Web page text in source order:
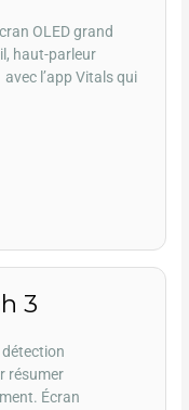
OLED grand
haut-parleur
l’app Vitals qui
3
détection
résumer
Écran